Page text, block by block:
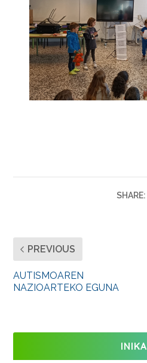
SHARE:
PREVIOUS
AUTISMOAREN
NAZIOARTEKO EGUNA
INIKA